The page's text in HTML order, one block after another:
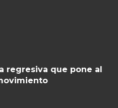
regresiva que pone al